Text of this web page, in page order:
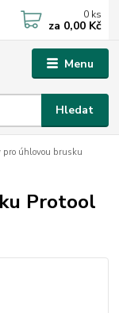
Menu
Hledat
0 ks
za 0,00 Kč
pro úhlovou brusku
Protool